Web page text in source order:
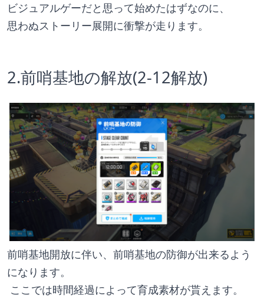
ビジュアルゲーだと思って始めたはずなのに、
思わぬストーリー展開に衝撃が走ります。
2.前哨基地の解放(2-12解放)
前哨基地開放に伴い、前哨基地の防御が出来るよう
になります。
ここでは時間経過によって育成素材が貰えます。